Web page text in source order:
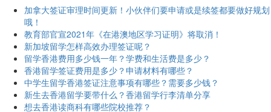
加拿大签证审理时间更新！小伙伴们要申请或是续签都要做好规划
哦！
教育部官宣2021年《在港澳地区学习证明》将取消！
新加坡留学怎样高效办理签证呢？
留学香港费用多少钱一年？学费和生活费是多少？
香港留学签证费用是多少？申请材料有哪些？
中学生留学香港签证注意事项有哪些？需要多少钱？
新生去香港留学要带什么？香港留学行李清单分享
想去香港读商科有哪些院校推荐？